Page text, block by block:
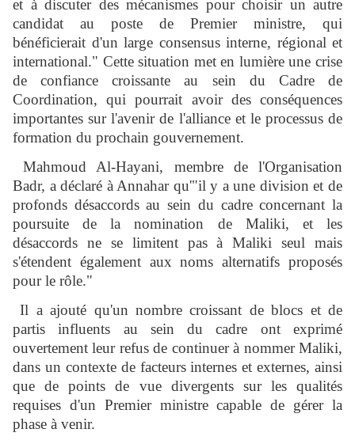
et à discuter des mécanismes pour choisir un autre
candidat au poste de Premier ministre, qui
bénéficierait d'un large consensus interne, régional et
international." Cette situation met en lumière une crise
de confiance croissante au sein du Cadre de
Coordination, qui pourrait avoir des conséquences
importantes sur l'avenir de l'alliance et le processus de
formation du prochain gouvernement.
Mahmoud Al-Hayani, membre de l'Organisation
Badr, a déclaré à Annahar qu'"il y a une division et de
profonds désaccords au sein du cadre concernant la
poursuite de la nomination de Maliki, et les
désaccords ne se limitent pas à Maliki seul mais
s'étendent également aux noms alternatifs proposés
pour le rôle."
Il a ajouté qu'un nombre croissant de blocs et de
partis influents au sein du cadre ont exprimé
ouvertement leur refus de continuer à nommer Maliki,
dans un contexte de facteurs internes et externes, ainsi
que de points de vue divergents sur les qualités
requises d'un Premier ministre capable de gérer la
phase à venir.